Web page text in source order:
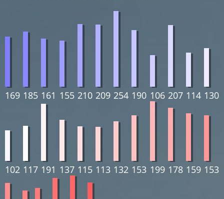
169 185 161 155 210 209 254 190 106 207 114 130
102 117 191 137 115 113 132 153 199 178 159 153